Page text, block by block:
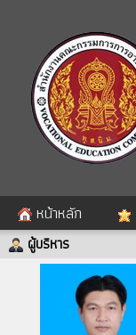
หน้าหลัก
ผู้บริหาร